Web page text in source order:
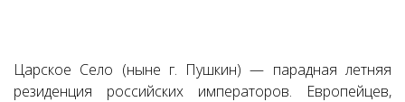
Царское Село (ныне г. Пушкин) — парадная летняя
резиденция российских императоров. Европейцев,